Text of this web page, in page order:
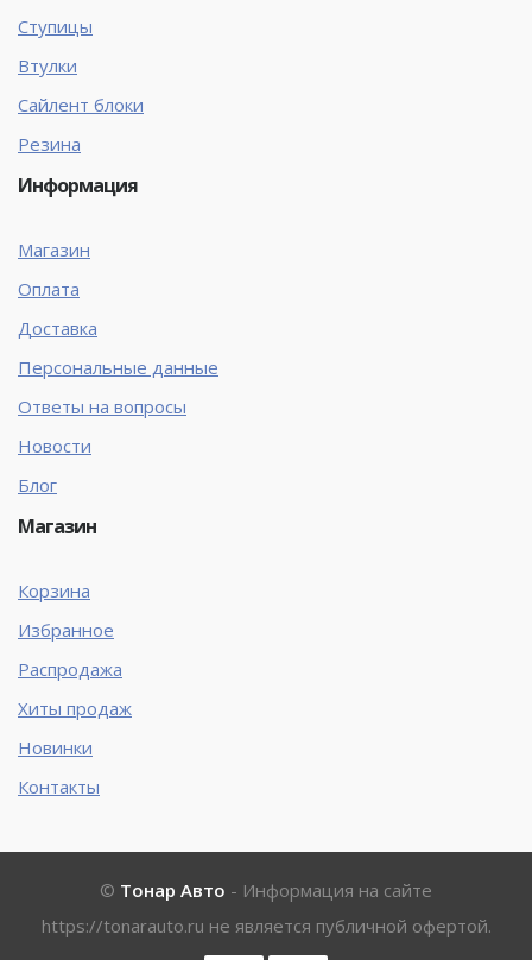
Ступицы
Втулки
Сайлент блоки
Резина
Информация
Магазин
Оплата
Доставка
Персональные данные
Ответы на вопросы
Новости
Блог
Магазин
Корзина
Избранное
Распродажа
Хиты продаж
Новинки
Контакты
© Тонар Авто - Информация на сайте
https://tonarauto.ru не является публичной офертой.